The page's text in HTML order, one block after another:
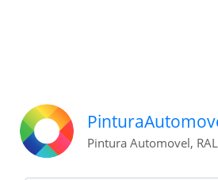
Pintura Automovel,